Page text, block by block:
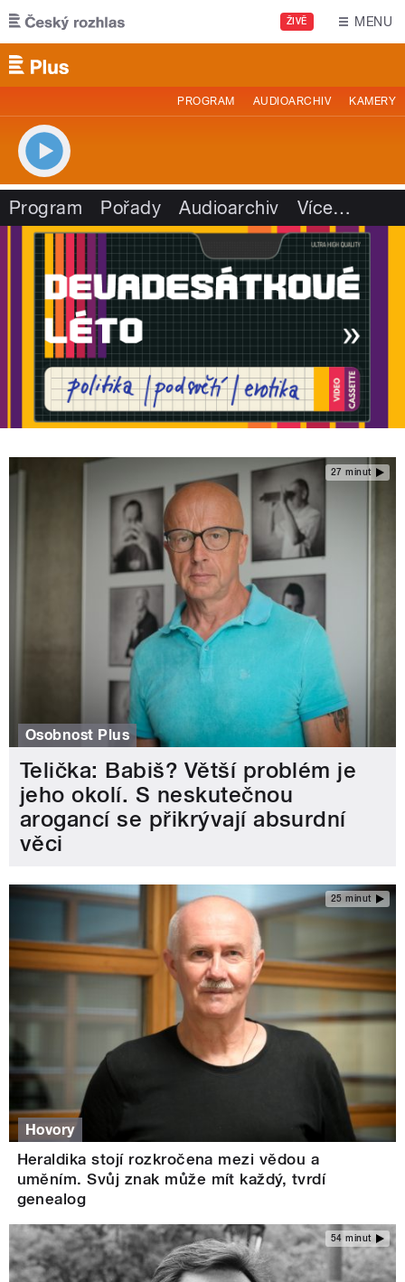
Přejít k hlavnímu obsahu
ŽIVĚ MENU
PROGRAM AUDIOARCHIV KAMERY
Program Pořady Audioarchiv Více…
27 minut
Osobnost Plus
Telička: Babiš? Větší problém je
jeho okolí. S neskutečnou
arogancí se přikrývají absurdní
věci
25 minut
Hovory
Heraldika stojí rozkročena mezi vědou a
uměním. Svůj znak může mít každý, tvrdí
genealog
54 minut